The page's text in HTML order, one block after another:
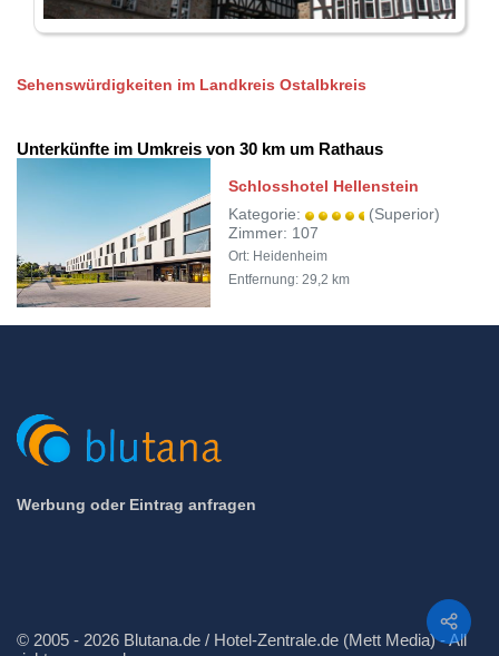
Teilen
Sehenswürdigkeiten im Landkreis Ostalbkreis
Unterkünfte im Umkreis von 30 km um Rathaus
Schlosshotel Hellenstein
Kategorie:
(Superior)
Zimmer: 107
Ort: Heidenheim
Entfernung: 29,2 km
Werbung oder Eintrag anfragen
© 2005 - 2026 Blutana.de / Hotel-Zentrale.de (Mett Media) - All